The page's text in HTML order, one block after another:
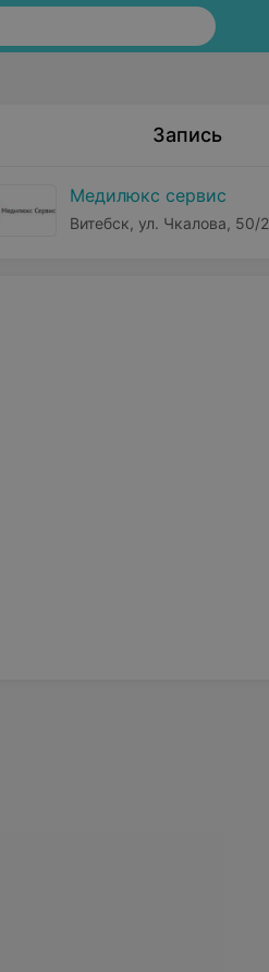
Запись
Медилюкс сервис
Витебск, ул. Чкалова, 50/2